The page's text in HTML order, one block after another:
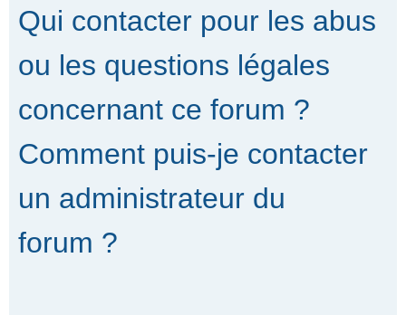
Qui contacter pour les abus
ou les questions légales
concernant ce forum ?
Comment puis-je contacter
un administrateur du
forum ?